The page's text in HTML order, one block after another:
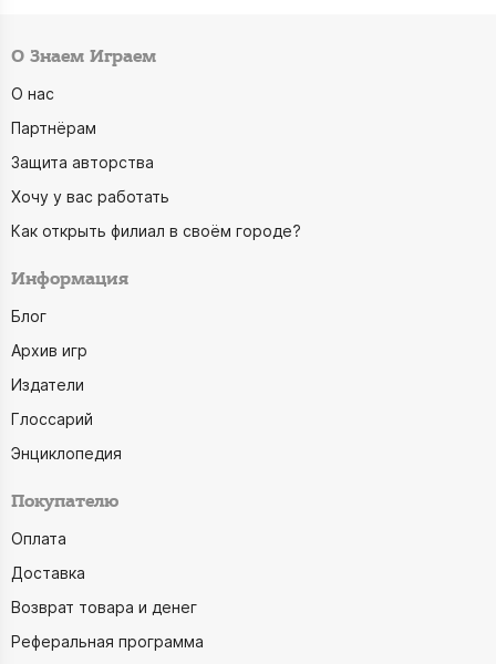
О Знаем Играем
О нас
Партнёрам
Защита авторства
Хочу у вас работать
Как открыть филиал в своём городе?
Информация
Блог
Архив игр
Издатели
Глоссарий
Энциклопедия
Покупателю
Оплата
Доставка
Возврат товара и денег
Реферальная программа